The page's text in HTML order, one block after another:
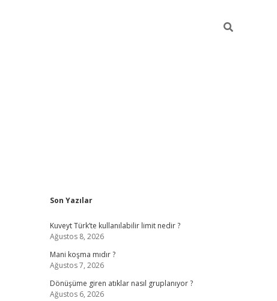
Sidebar
Son Yazılar
Kuveyt Türk’te kullanılabilir limit nedir ?
Ağustos 8, 2026
Mani koşma mıdır ?
Ağustos 7, 2026
Dönüşüme giren atıklar nasıl gruplanıyor ?
Ağustos 6, 2026